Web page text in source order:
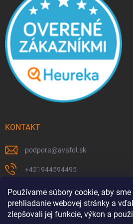
Používame súbory cookie, aby
prehliadanie webovej stránky a
zlepšovali jej funkcie, výkon a
KONTAKT
podpora@avafol.sk
+421944594495
https://www.facebook.com/p/
avafol.sk/